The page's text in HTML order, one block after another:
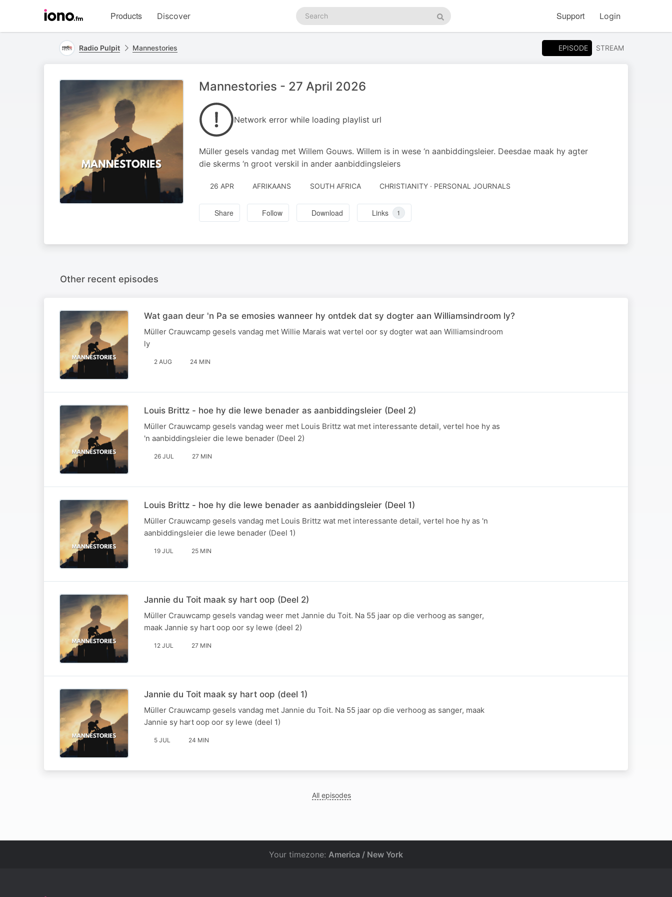
homepage
Products Discover
Search
podcasts
Search
Support Login
Radio Pulpit Mannestories EPISODE STREAM
Mannestories - 27 April 2026
Network error while loading playlist url
Müller gesels vandag met Willem Gouws. Willem is in wese ‘n aanbiddingsleier. Deesdae maak hy agter
die skerms ‘n groot verskil in ander aanbiddingsleiers
26 APR AFRIKAANS SOUTH AFRICA CHRISTIANITY · PERSONAL JOURNALS
Share Follow Download Links 1
Other recent episodes
Wat gaan deur 'n Pa se emosies wanneer hy ontdek dat sy dogter aan Williamsindroom ly?
Müller Crauwcamp gesels vandag met Willie Marais wat vertel oor sy dogter wat aan Williamsindroom
ly
2 AUG 24 MIN
Louis Brittz - hoe hy die lewe benader as aanbiddingsleier (Deel 2)
Müller Crauwcamp gesels vandag weer met Louis Brittz wat met interessante detail, vertel hoe hy as
'n aanbiddingsleier die lewe benader (Deel 2)
26 JUL 27 MIN
Louis Brittz - hoe hy die lewe benader as aanbiddingsleier (Deel 1)
Müller Crauwcamp gesels vandag met Louis Brittz wat met interessante detail, vertel hoe hy as 'n
aanbiddingsleier die lewe benader (Deel 1)
19 JUL 25 MIN
Jannie du Toit maak sy hart oop (Deel 2)
Müller Crauwcamp gesels vandag weer met Jannie du Toit. Na 55 jaar op die verhoog as sanger,
maak Jannie sy hart oop oor sy lewe (deel 2)
12 JUL 27 MIN
Jannie du Toit maak sy hart oop (deel 1)
Müller Crauwcamp gesels vandag met Jannie du Toit. Na 55 jaar op die verhoog as sanger, maak
Jannie sy hart oop oor sy lewe (deel 1)
5 JUL 24 MIN
All episodes
Your timezone: America / New York